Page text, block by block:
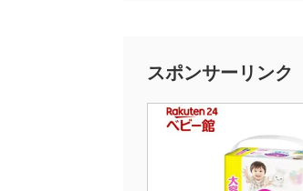
スポンサーリンク